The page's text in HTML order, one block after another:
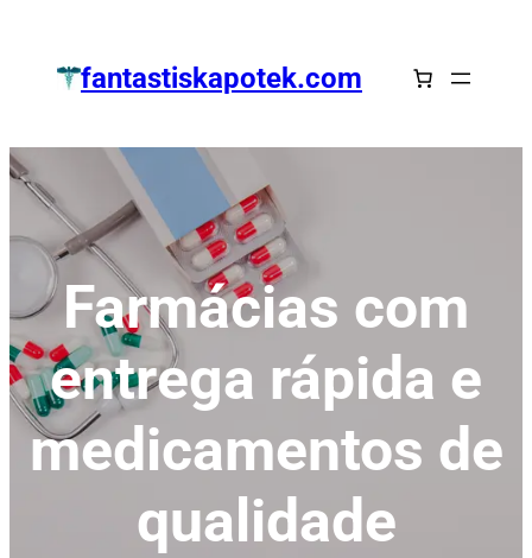
springenfantastiskapotek.com
Farmácias com
entrega rápida e
medicamentos de
qualidade